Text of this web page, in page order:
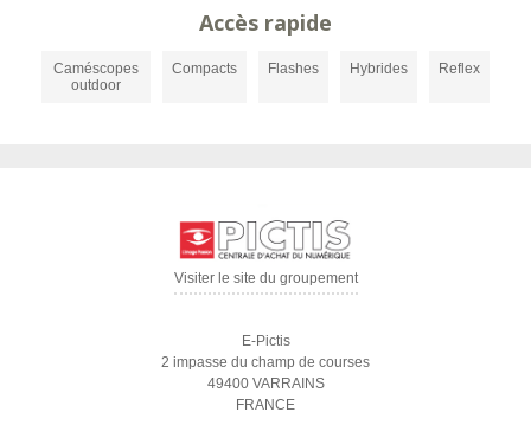
Accès rapide
Caméscopes
outdoor
Compacts Flashes Hybrides Reflex
Visiter le site du groupement
E-Pictis
2 impasse du champ de courses
49400 VARRAINS
FRANCE